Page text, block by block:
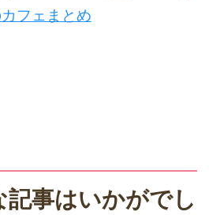
フェまとめ
事はいかがでし